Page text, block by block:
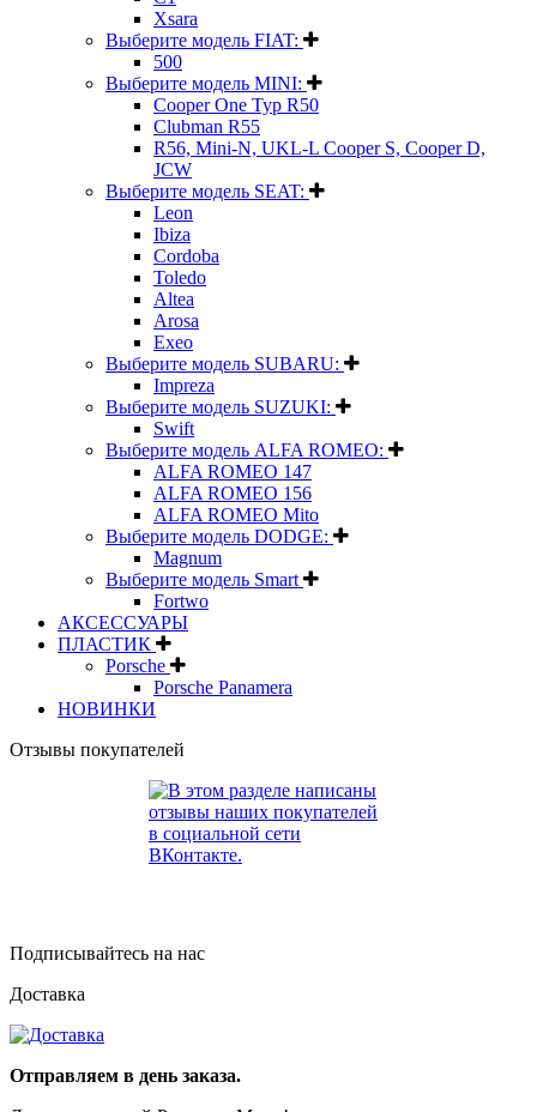
Xsara
Выберите модель FIAT:
500
Выберите модель MINI:
Cooper One Typ R50
Clubman R55
R56, Mini-N, UKL-L Cooper S, Cooper D,
JCW
Выберите модель SEAT:
Leon
Ibiza
Cordoba
Toledo
Altea
Arosa
Exeo
Выберите модель SUBARU:
Impreza
Выберите модель SUZUKI:
Swift
Выберите модель ALFA ROMEO:
ALFA ROMEO 147
ALFA ROMEO 156
ALFA ROMEO Mito
Выберите модель DODGE:
Magnum
Выберите модель Smart
Fortwo
АКСЕССУАРЫ
ПЛАСТИК
Porsche
Porsche Panamera
НОВИНКИ
Отзывы покупателей
Подписывайтесь на нас
Доставка
Отправляем в день заказа.